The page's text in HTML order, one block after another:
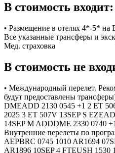
В стоимость входит:
• Размещение в отелях 4*-5*
Все указанные трансферы и
Мед. страховка
В стоимость не
• Международный перелет.
будут предоставлены
DMEADD 2130 0545 +1 2 ET
2025 3 ET 507V 13SEP S
14SEP M ADDDME 2330 0740
Внутренние перелеты по
AEPBRC 0745 1010 AR1694
AR1896 10SEP 4 FTEUSH 1530